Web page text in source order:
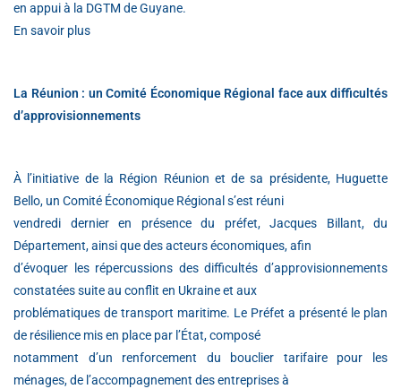
en appui à la DGTM de Guyane.
En savoir plus
La Réunion : un Comité Économique Régional face aux difficultés
d’approvisionnements
À l’initiative de la Région Réunion et de sa présidente, Huguette
Bello, un Comité Économique Régional s’est réuni
vendredi dernier en présence du préfet, Jacques Billant, du
Département, ainsi que des acteurs économiques, afin
d’évoquer les répercussions des difficultés d’approvisionnements
constatées suite au conflit en Ukraine et aux
problématiques de transport maritime. Le Préfet a présenté le plan
de résilience mis en place par l’État, composé
notamment d’un renforcement du bouclier tarifaire pour les
ménages, de l’accompagnement des entreprises à